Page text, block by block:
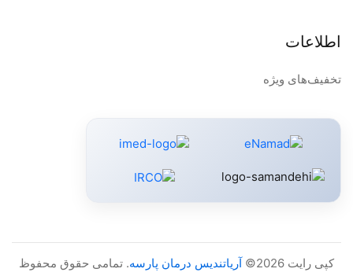
اطلاعات
تخفیف‌های ویژه
کپی رایت 2026© آریاتندیس درمان پارسه. تمامی حقوق محفوظ